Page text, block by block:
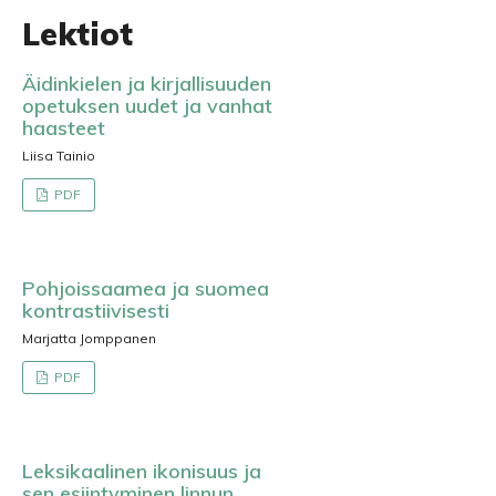
Lektiot
Äidinkielen ja kirjallisuuden
opetuksen uudet ja vanhat
haasteet
Liisa Tainio
PDF
Pohjoissaamea ja suomea
kontrastiivisesti
Marjatta Jomppanen
PDF
Leksikaalinen ikonisuus ja